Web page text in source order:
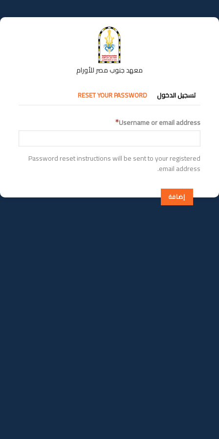
إلى
المحتوى
معهد جنوب مصر للأورام
التبويبات
الأساسية
تسجيل الدخول RESET YOUR PASSWORD
Username or email address
Password reset instructions will be sent to your registered
email address.